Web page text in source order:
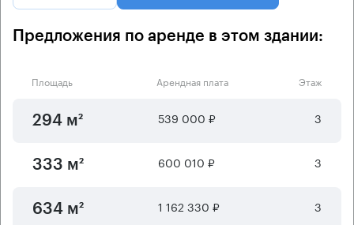
Предложения по аренде в этом здании:
Площадь Арендная плата Этаж
294 м² 539 000 ₽ 3
333 м² 600 010 ₽ 3
634 м² 1 162 330 ₽ 3